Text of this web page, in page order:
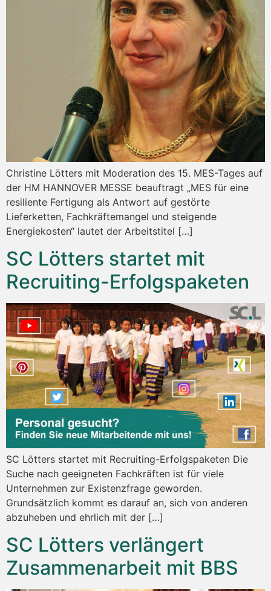
Christine Lötters mit Moderation des 15. MES-Tages auf
der HM HANNOVER MESSE beauftragt „MES für eine
resiliente Fertigung als Antwort auf gestörte
Lieferketten, Fachkräftemangel und steigende
Energiekosten“ lautet der Arbeitstitel […]
SC Lötters startet mit
Recruiting-Erfolgspaketen
SC Lötters startet mit Recruiting-Erfolgspaketen Die
Suche nach geeigneten Fachkräften ist für viele
Unternehmen zur Existenzfrage geworden.
Grundsätzlich kommt es darauf an, sich von anderen
abzuheben und ehrlich mit der […]
SC Lötters verlängert
Zusammenarbeit mit BBS